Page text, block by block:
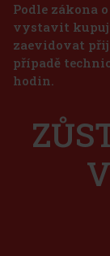
Podle zákona
vystavit
zaevidovat
případě
hodin.